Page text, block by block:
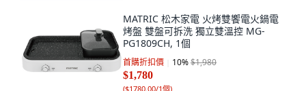
MATRIC 松木家電 火烤雙饗電火鍋電
烤盤 雙盤可拆洗 獨立雙溫控 MG-
PG1809CH, 1個
首購折扣價 10%$1,980
$1,780
($1780.00/1個)